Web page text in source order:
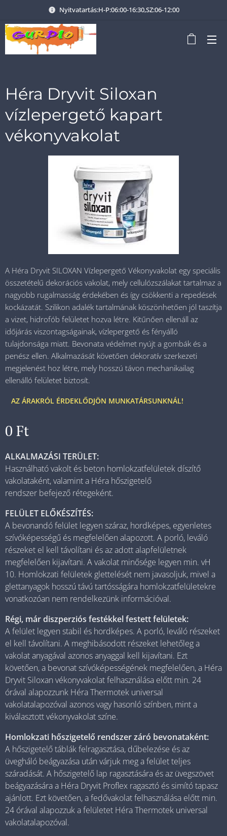
Nyitvatartás:H-P:06:00-16:30,SZ:06-12:00
Héra Dryvit Siloxan
vízlepergető kapart
vékonyvakolat
A Héra Dryvit SILOXAN Vízlepergető Vékonyvakolat egy speciális
összetételű dekorációs vakolat, mely cellulózszálakat tartalmaz a
nagyobb rugalmasság érdekében és így csökkenti a repedések
kockázatát. Szilikon adalék tartalmának köszönhetően jól taszítja
a vizet, hidrofób felületet hozva létre. Kitűnően ellenáll az
időjárás viszontagságainak, vízlepergető és fényálló
tulajdonsága miatt. Bevonata védelmet nyújt a gombák és a
penész ellen. Alkalmazását követően dekoratív szerkezeti
megjelenést hoz létre, mely hosszú távon mechanikailag
ellenálló felületet biztosít.
AZ ÁRAKRÓL ÉRDEKLŐDJÖN MUNKATÁRSUNKNÁL!
0 Ft
ALKALMAZÁSI TERÜLET:
Használható vakolt és beton homlokzatfelületek díszítő
vakolataként, valamint a Héra hőszigetelő
rendszer befejező rétegeként.
FELÜLET ELŐKÉSZÍTÉS:
A bevonandó felület legyen száraz, hordképes, egyenletes
szívóképességű és megfelelően alapozott. A porló, leváló
részeket el kell távolítani és az adott alapfelületnek
megfelelően kijavítani. A vakolat minősége legyen min. vH
10. Homlokzati felületek glettelését nem javasoljuk, mivel a
glettanyagok hosszú távú tartósságára homlokzatfelületekre
vonatkozóan nem rendelkezünk információval.
Régi, már diszperziós festékkel festett felületek:
A felület legyen stabil és hordképes. A porló, leváló részeket
el kell távolítani. A meghibásodott részeket lehetőleg a
vakolat anyagával azonos anyaggal kell kijavítani. Ezt
követően, a bevonat szívóképességének megfelelően, a Héra
Dryvit Siloxan vékonyvakolat felhasználása előtt min. 24
órával alapozzunk Héra Thermotek universal
vakolatalapozóval azonos vagy hasonló színben, mint a
kiválasztott vékonyvakolat színe.
Homlokzati hőszigetelő rendszer záró bevonataként:
A hőszigetelő táblák felragasztása, dűbelezése és az
üvegháló beágyazása után várjuk meg a felület teljes
száradását. A hőszigetelő lap ragasztására és az üvegszövet
beágyazására a Héra Dryvit Proflex ragasztó és simító tapasz
ajánlott. Ezt követően, a fedővakolat felhasználása előtt min.
24 órával alapozzuk a felületet Héra Thermotek universal
vakolatalapozóval.